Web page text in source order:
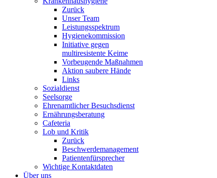
Zurück
Unser Team
Leistungsspektrum
Hygienekommission
Initiative gegen
multiresistente Keime
Vorbeugende Maßnahmen
Aktion saubere Hände
Links
Sozialdienst
Seelsorge
Ehrenamtlicher Besuchsdienst
Ernährungsberatung
Cafeteria
Lob und Kritik
Zurück
Beschwerdemanagement
Patientenfürsprecher
Wichtige Kontaktdaten
Über uns